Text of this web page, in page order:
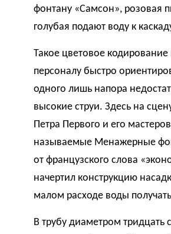
фонтану «Самсон», розовая
голубая подают воду к
Такое цветовое
персоналу быстро
одного лишь напора
высокие струи. Здесь на
Петра Первого и его
называемые Менажерные
от французского слова
начертил конструкцию
малом расходе воды
В трубу диаметром